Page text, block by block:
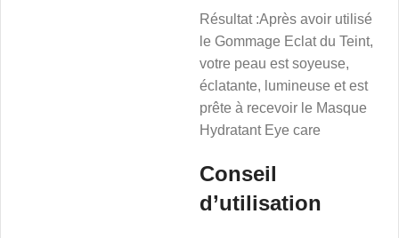
Résultat :Après avoir utilisé
le Gommage Eclat du Teint,
votre peau est soyeuse,
éclatante, lumineuse et est
prête à recevoir le Masque
Hydratant Eye care
Conseil
d’utilisation